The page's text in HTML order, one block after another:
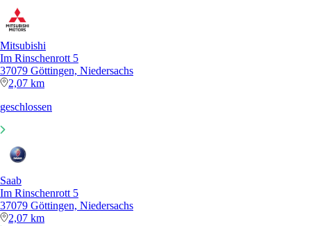
Mitsubishi
Im Rinschenrott 5
37079 Göttingen, Niedersachs
2,07 km
geschlossen
Saab
Im Rinschenrott 5
37079 Göttingen, Niedersachs
2,07 km